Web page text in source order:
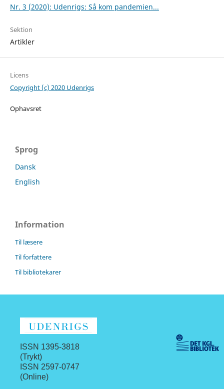
Nr. 3 (2020): Udenrigs: Så kom pandemien...
Sektion
Artikler
Licens
Copyright (c) 2020 Udenrigs
Ophavsret
Sprog
Dansk
English
Information
Til læsere
Til forfattere
Til bibliotekarer
ISSN 1395-3818
(Trykt)
ISSN 2597-0747
(Online)